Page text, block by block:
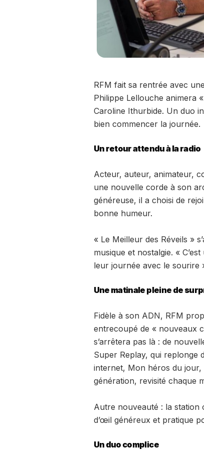
RFM fait sa rentrée avec
Philippe Lellouche animera
Caroline Ithurbide. Un duo
bien commencer la journée.
Un retour attendu à la radio
Acteur, auteur, animateur,
une nouvelle corde à son
généreuse, il a choisi de
bonne humeur.
« Le Meilleur des Réveils »
musique et nostalgie. «
leur journée avec le sourire
Une matinale pleine de
Fidèle à son ADN, RFM
entrecoupé de « nouveaux
s’arrêtera pas là : de
Super Replay, qui replonge
internet, Mon héros du jour,
génération, revisité chaque
Autre nouveauté : la
d’œil généreux et pratique
Un duo complice